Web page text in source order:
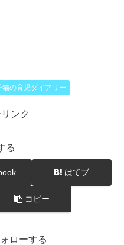
の育児ダイアリー
ンク
る
はてブ
コピー
ローする